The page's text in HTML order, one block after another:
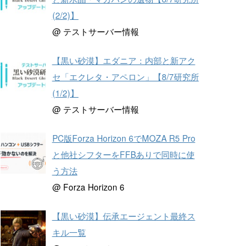
(2/2)】
@ テストサーバー情報
【黒い砂漠】エダニア：内部と新アク
セ「エクレタ・アペロン」【8/7研究所
(1/2)】
@ テストサーバー情報
PC版Forza Horizon 6でMOZA R5 Pro
と他社シフターをFFBありで同時に使
う方法
@ Forza Horizon 6
【黒い砂漠】伝承エージェント最終ス
キル一覧